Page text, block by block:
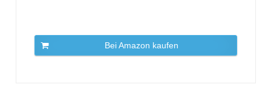
Bei Amazon kaufen